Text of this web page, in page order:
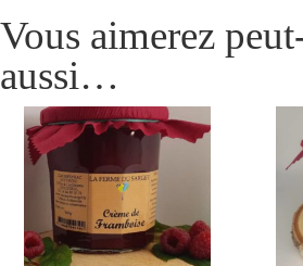
Vous aimerez
aussi…